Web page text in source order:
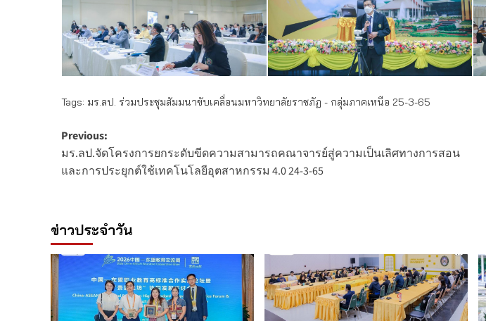
Tags: มร.ลป. ร่วมประชุมสัมมนาขับเคลื่อนมหาวิทยาลัยราชภัฏ - กลุ่มภาคเหนือ 25-3-65
Post
navigation
Previous:
มร.ลป.จัดโครงการยกระดับขีดความสามารถคณาจารย์สู่ความเป็นเลิศทางการสอน
และการประยุกต์ใช้เทคโนโลยีอุตสาหกรรม 4.0 24-3-65
ข่าวประจำวัน